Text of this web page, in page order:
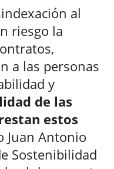
al
riesgo la
a las personas
y
de las
estos
Juan Antonio
Sostenibilidad